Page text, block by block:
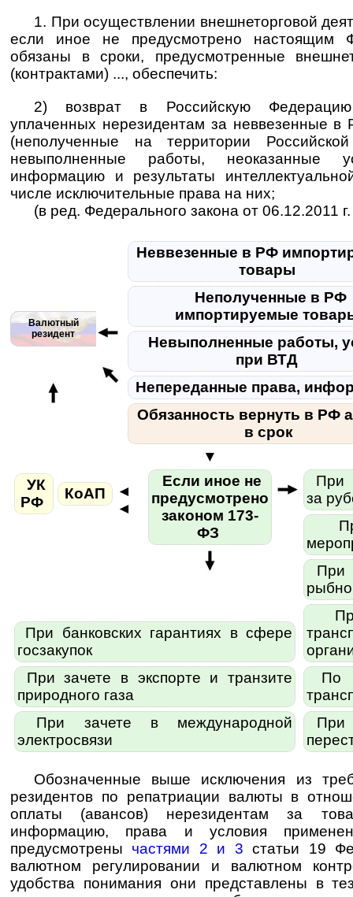
1. При осуществлении внешнеторговой
если иное не предусмотрено настоящим
обязаны в сроки, предусмотренные
(контрактами) ..., обеспечить:
2) возврат в Российскую
уплаченных нерезидентам за неввезенные в
(неполученные на территории
невыполненные работы, неоказанные
информацию и результаты
числе исключительные права на них;
(в ред. Федерального закона от 06.12.2011
Валютный
резидент
Неввезенные в РФ
товары
Неполученные в РФ
импортируемые
Невыполненные работы,
при ВТД
Непереданные права,
Обязанность вернуть в РФ
в срок
▼
УК
РФ
КоАП
◄
◄
Если иное не
предусмотрено
законом 173-
ФЗ
При
за
При
По
При
При банковских гарантиях в сфере
госзакупок
При зачете в экспорте и транзите
природного газа
При зачете в международной
электросвязи
Обозначенные выше исключения из
резидентов по репатриации валюты в
оплаты (авансов) нерезидентам за
информацию, права и условия
предусмотрены частями 2 и 3 статьи 19
валютном регулировании и валютном
удобства понимания они представлены в